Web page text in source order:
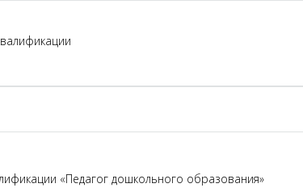
«Педагог дошкольного образования»